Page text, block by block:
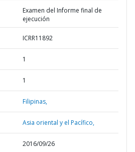
Examen del Informe final de
ejecución
ICRR11892
1
1
Filipinas,
Asia oriental y el Pacífico,
2016/09/26